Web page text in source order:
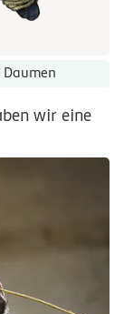
wir eine